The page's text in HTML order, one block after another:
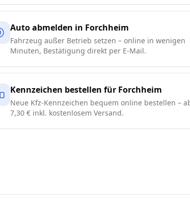
Auto abmelden in Forchheim
Fahrzeug außer Betrieb setzen – online in wenigen
Minuten, Bestätigung direkt per E-Mail.
Kennzeichen bestellen für Forchheim
Neue Kfz-Kennzeichen bequem online bestellen –
7,30 € inkl. kostenlosem Versand.